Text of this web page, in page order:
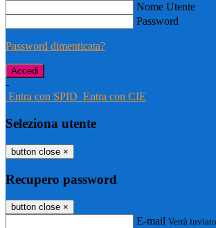
Nome Utente
Password
Password dimenticata?
-
Entra con SPID Entra con CIE
Seleziona utente
button close ×
Recupero password
button close ×
E-mail Verrà